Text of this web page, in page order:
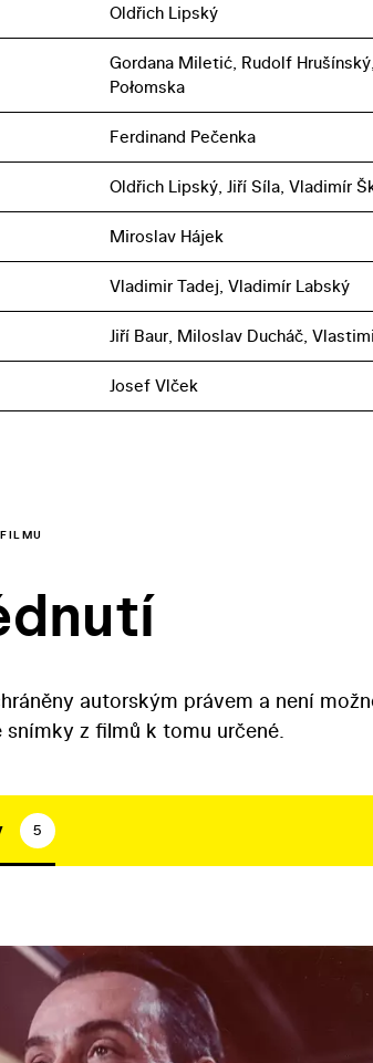
Oldřich Lipský
Gordana Miletić, Rudolf
Połomska
Ferdinand Pečenka
Oldřich Lipský, Jiří Síla, Vladimír
Miroslav Hájek
Vladimir Tadej, Vladimír Labský
Jiří Baur, Miloslav Ducháč,
Josef Vlček
autorským právem a není
z filmů k tomu určené.
5